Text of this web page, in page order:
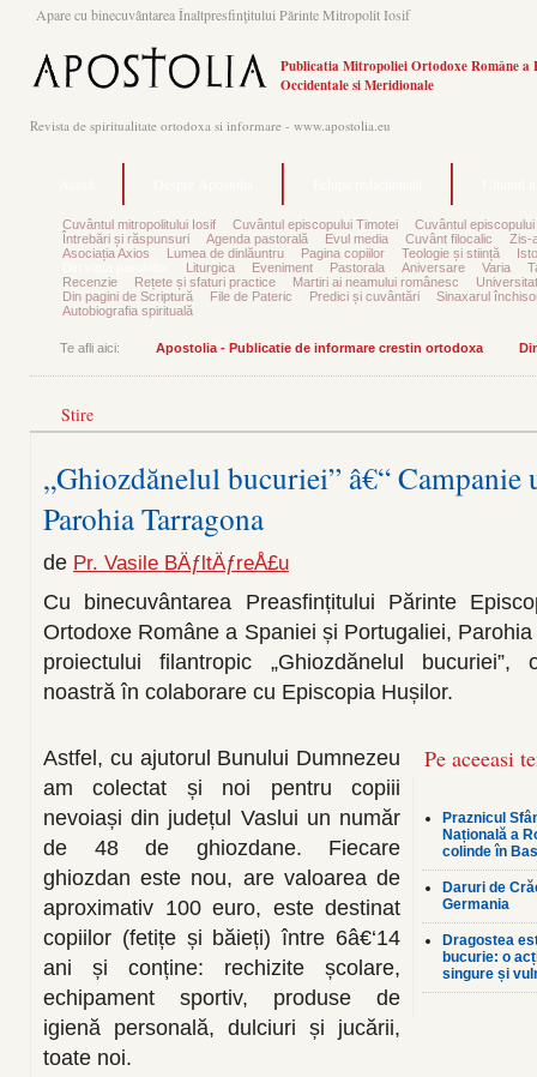
Apare cu binecuvântarea Înaltpresfinţitului Părinte Mitropolit Iosif
Publicatia Mitropoliei Ortodoxe Române a
Occidentale si Meridionale
Revista de spiritualitate ortodoxa si informare - www.apostolia.eu
Cuvântul mitropolitului Iosif Cuvântul episcopului Timotei
Cuvântul episcopului
Întrebări și răspunsuri
Agenda pastorală Evul media Cuvânt filocalic
Zis-
Asociația Axios
Lumea de dinlăuntru Pagina copiilor Teologie și stiință
Liturgica Eveniment Pastorala Aniversare Varia
Recenzie
Rețete și sfaturi practice Martiri ai neamului românesc
Din pagini de Scriptură
File de Pateric Predici și cuvântări
Sinaxarul
Autobiografia spirituală
Te afli aici: Apostolia - Publicatie de informare crestin ortodoxa
Stire
„Ghiozdănelul bucuriei” â€“ Campanie
Parohia Tarragona
de Pr. Vasile BÄƒltÄƒreÅ£u
Cu binecuvântarea Preasfințitului Părinte
Ortodoxe Române a Spaniei și Portugaliei, Parohia
proiectului filantropic „Ghiozdănelul bucuriei”,
noastră în colaborare cu Episcopia Hușilor.
Pe aceeasi
Praznicul
Națională a
colinde în
Daruri de
Germania
Dragostea
bucurie: o
singure și
Astfel, cu ajutorul Bunului Dumnezeu
am colectat și noi pentru copiii
nevoiași din județul Vaslui un număr
de 48 de ghiozdane. Fiecare
ghiozdan este nou, are valoarea de
aproximativ 100 euro, este destinat
copiilor (fetițe și băieți) între 6â€‘14
ani și conține: rechizite școlare,
echipament sportiv, produse de
igienă personală, dulciuri și jucării,
toate noi.